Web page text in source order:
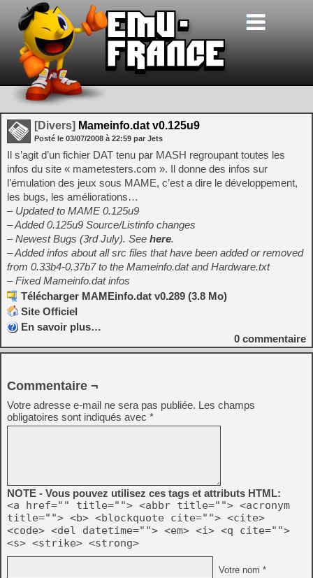
[Divers] Mameinfo.dat v0.125u9
Posté le 03/07/2008 à 22:59 par Jets
Il s’agit d’un fichier DAT tenu par MASH regroupant toutes les
infos du site « mametesters.com ». Il donne des infos sur
l’émulation des jeux sous MAME, c’est a dire le développement,
les bugs, les améliorations…
– Updated to MAME 0.125u9
– Added 0.125u9 Source/Listinfo changes
– Newest Bugs (3rd July). See here.
– Added infos about all src files that have been added or removed
from 0.33b4-0.37b7 to the Mameinfo.dat and Hardware.txt
– Fixed Mameinfo.dat infos
Télécharger MAMEinfo.dat v0.289 (3.8 Mo)
Site Officiel
En savoir plus…
0 commentaire
Commentaire ¬
Votre adresse e-mail ne sera pas publiée. Les champs
obligatoires sont indiqués avec *
NOTE - Vous pouvez utilisez ces tags et attributs HTML:
<a href="" title=""> <abbr title=""> <acronym
title=""> <b> <blockquote cite=""> <cite>
<code> <del datetime=""> <em> <i> <q cite="">
<s> <strike> <strong>
Votre nom *